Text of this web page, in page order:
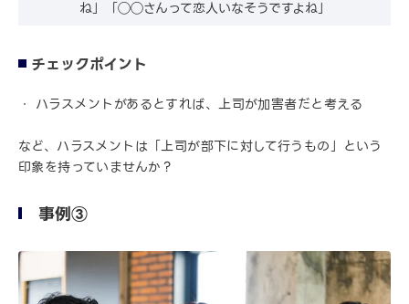
ね」「◯◯さんって恋人いなそうですよね」
チェックポイント
ハラスメントがあるとすれば、上司が加害者だと考える
など、ハラスメントは「上司が部下に対して行うもの」という
印象を持っていませんか？
事例③